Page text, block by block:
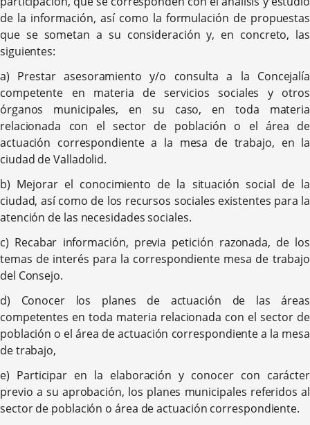
de la información, así como la formulación de propuestas
que se sometan a su consideración y, en concreto, las
siguientes:
a) Prestar asesoramiento y/o consulta a la Concejalía
competente en materia de servicios sociales y otros
órganos municipales, en su caso, en toda materia
relacionada con el sector de población o el área de
actuación correspondiente a la mesa de trabajo, en la
ciudad de Valladolid.
b) Mejorar el conocimiento de la situación social de la
ciudad, así como de los recursos sociales existentes para la
atención de las necesidades sociales.
c) Recabar información, previa petición razonada, de los
temas de interés para la correspondiente mesa de trabajo
del Consejo.
d) Conocer los planes de actuación de las áreas
competentes en toda materia relacionada con el sector de
población o el área de actuación correspondiente a la mesa
de trabajo,
e) Participar en la elaboración y conocer con carácter
previo a su aprobación, los planes municipales referidos al
sector de población o área de actuación correspondiente.